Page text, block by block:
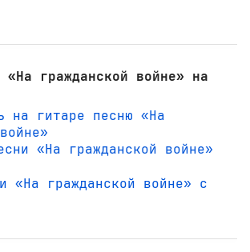
«На гражданской войне» на
на гитаре песню «На
«На гражданской войне»
«На гражданской войне» с